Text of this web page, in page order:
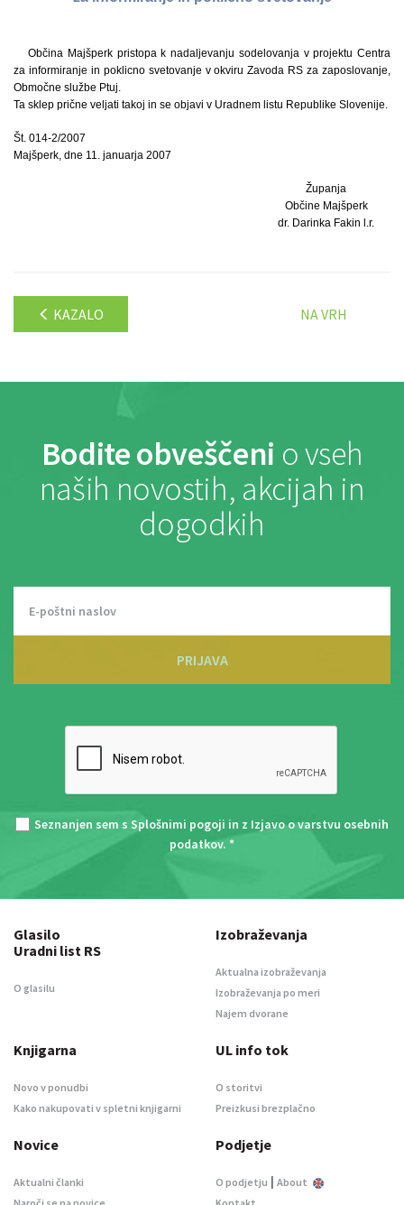
Občina Majšperk pristopa k nadaljevanju sodelovanja v projektu Centra
za informiranje in poklicno svetovanje v okviru Zavoda RS za zaposlovanje,
Območne službe Ptuj.
Ta sklep prične veljati takoj in se objavi v Uradnem listu Republike Slovenije.
Št. 014-2/2007
Majšperk, dne 11. januarja 2007
Županja
Občine Majšperk
dr. Darinka Fakin l.r.
KAZALO NA VRH
Bodite obveščeni o vseh
naših novostih, akcijah in
dogodkih
PRIJAVA
Seznanjen sem s Splošnimi pogoji in z Izjavo o varstvu osebnih
podatkov. *
Glasilo
Uradni list RS
O glasilu
Izobraževanja
Aktualna izobraževanja
Izobraževanja po meri
Najem dvorane
Knjigarna
Novo v ponudbi
Kako nakupovati v spletni knjigarni
UL info tok
O storitvi
Preizkusi brezplačno
Novice
Aktualni članki
Podjetje
O podjetju | About